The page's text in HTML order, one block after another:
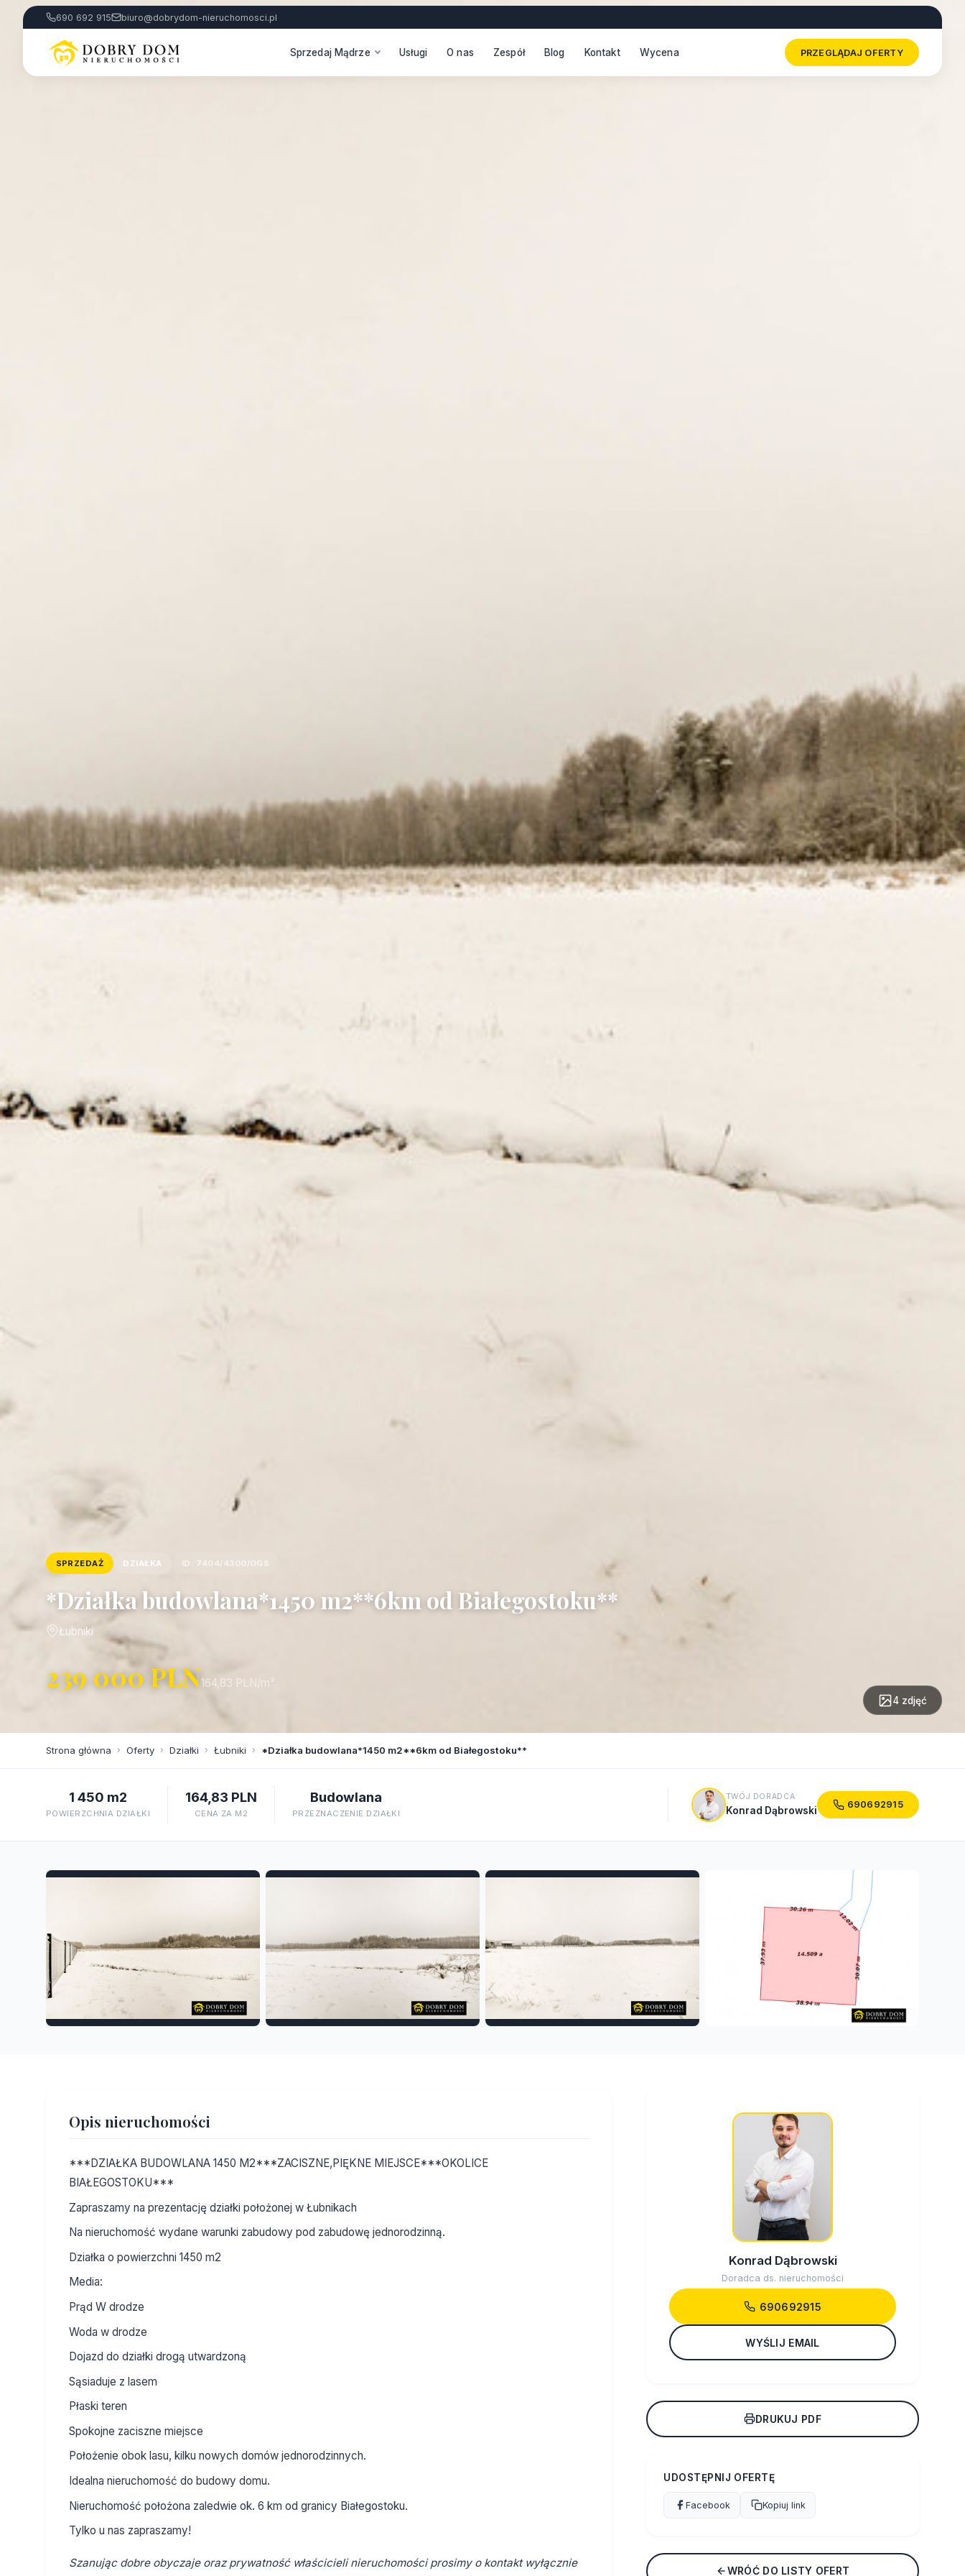
690 692 915 biuro@dobrydom-nieruchomosci.pl
Sprzedaj Mądrze Usługi O nas Zespół Blog Kontakt Wycena PRZEGLĄDAJ OFERTY
SPRZEDAŻ DZIAŁKA ID: 7404/4300/OGS
*Działka budowlana*1450 m2**6km od Białegostoku**
Łubniki
239 000 PLN164,83 PLN/m²
4 zdjęć
Strona główna › Oferty › Działki › Łubniki › *Działka budowlana*1450 m2**6km od Białegostoku**
1 450 m2
POWIERZCHNIA DZIAŁKI
164,83 PLN
CENA ZA M2
Budowlana
PRZEZNACZENIE DZIAŁKI
TWÓJ DORADCA
Konrad Dąbrowski 690692915
Opis nieruchomości
***DZIAŁKA BUDOWLANA 1450 M2***ZACISZNE,PIĘKNE MIEJSCE***OKOLICE
BIAŁEGOSTOKU***
Zapraszamy na prezentację działki położonej w Łubnikach
Na nieruchomość wydane warunki zabudowy pod zabudowę jednorodzinną.
Działka o powierzchni 1450 m2
Media:
Prąd W drodze
Woda w drodze
Dojazd do działki drogą utwardzoną
Sąsiaduje z lasem
Płaski teren
Spokojne zaciszne miejsce
Położenie obok lasu, kilku nowych domów jednorodzinnych.
Idealna nieruchomość do budowy domu.
Nieruchomość położona zaledwie ok. 6 km od granicy Białegostoku.
Tylko u nas zapraszamy!
Szanując dobre obyczaje oraz prywatność właścicieli nieruchomości prosimy o kontakt wyłącznie
Konrad Dąbrowski
Doradca ds. nieruchomości
690692915
WYŚLIJ EMAIL
DRUKUJ PDF
UDOSTĘPNIJ OFERTĘ
Facebook Kopiuj link
WRÓĆ DO LISTY OFERT